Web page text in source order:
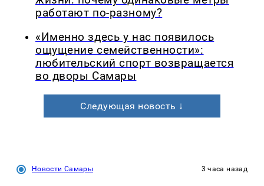
работают по-разному?
«Именно здесь у нас появилось
ощущение семейственности»:
любительский спорт возвращается
во дворы Самары
Следующая новость ↓
Новости Самары 3 часа назад